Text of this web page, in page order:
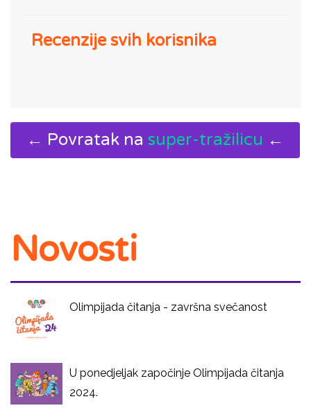
Recenzije svih korisnika
← Povratak na super-tražilicu ←
Novosti
Olimpijada čitanja - završna svečanost
U ponedjeljak započinje Olimpijada čitanja
2024.